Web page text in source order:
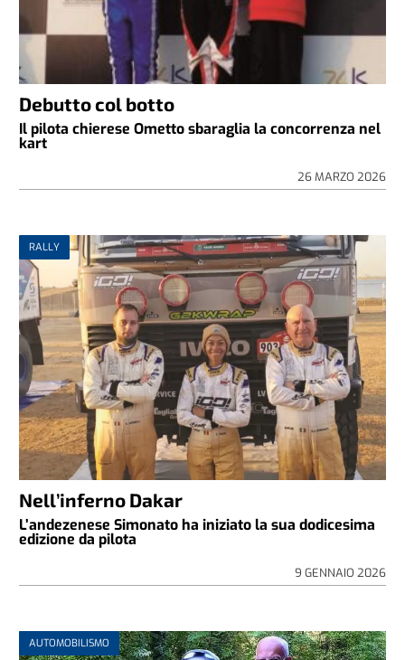
Debutto col botto
Il pilota chierese Ometto sbaraglia la concorrenza nel
kart
26 MARZO 2026
RALLY
Nell’inferno Dakar
L’andezenese Simonato ha iniziato la sua dodicesima
edizione da pilota
9 GENNAIO 2026
AUTOMOBILISMO